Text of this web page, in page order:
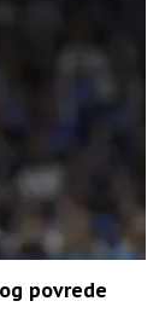
povrede